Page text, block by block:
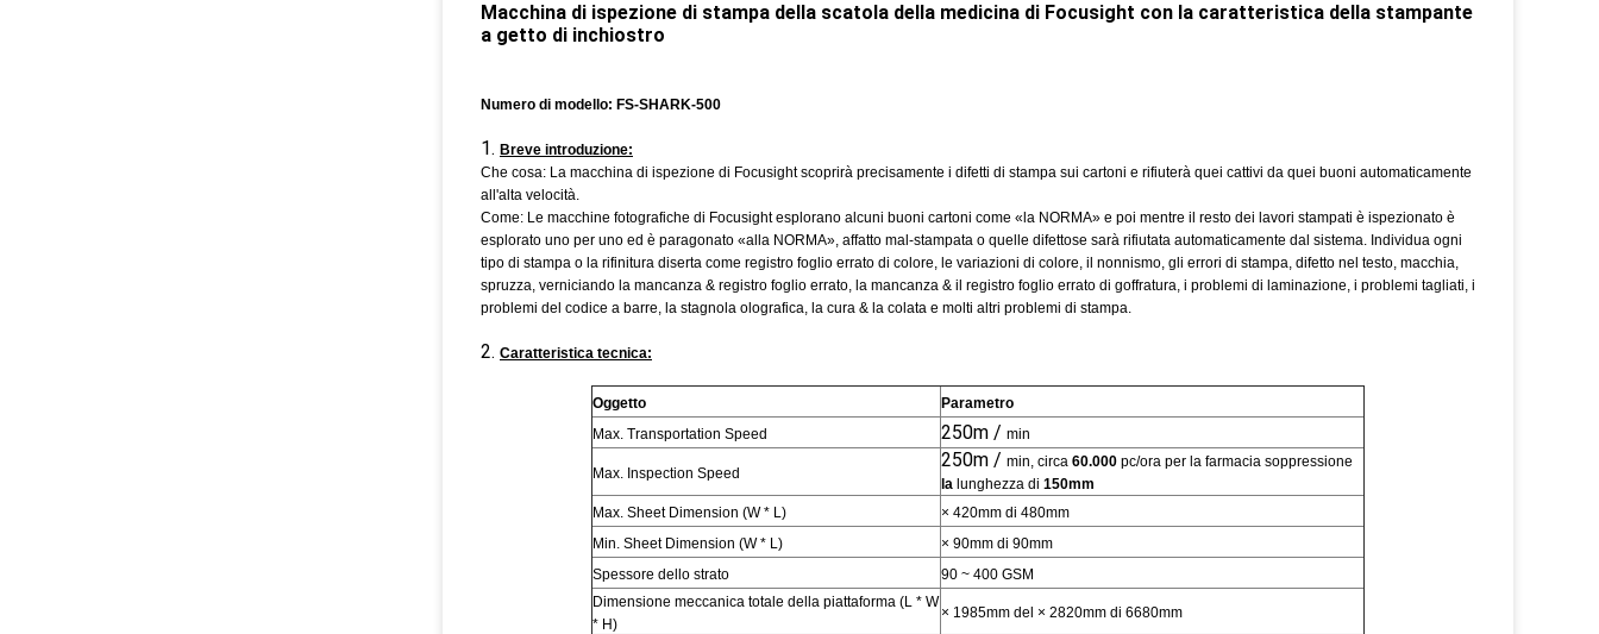
Macchina di ispezione di stampa della scatola della medicina di Focusight con la caratteristica della stampante
a getto di inchiostro
Numero di modello: FS-SHARK-500
1. Breve introduzione:
Che cosa: La macchina di ispezione di Focusight scoprirà precisamente i difetti di stampa sui cartoni e rifiuterà quei cattivi da quei buoni automaticamente
all'alta velocità.
Come: Le macchine fotografiche di Focusight esplorano alcuni buoni cartoni come «la NORMA» e poi mentre il resto dei lavori stampati è ispezionato è
esplorato uno per uno ed è paragonato «alla NORMA», affatto mal-stampata o quelle difettose sarà rifiutata automaticamente dal sistema. Individua ogni
tipo di stampa o la rifinitura diserta come registro foglio errato di colore, le variazioni di colore, il nonnismo, gli errori di stampa, difetto nel testo, macchia,
spruzza, verniciando la mancanza & registro foglio errato, la mancanza & il registro foglio errato di goffratura, i problemi di laminazione, i problemi tagliati, i
problemi del codice a barre, la stagnola olografica, la cura & la colata e molti altri problemi di stampa.
2. Caratteristica tecnica:
Oggetto
Parametro
Max. Transportation Speed
250m / min
Max. Inspection Speed
250m / min, circa 60.000 pc/ora per la farmacia soppressione
la lunghezza di 150mm
Max. Sheet Dimension (W * L)
× 420mm di 480mm
Min. Sheet Dimension (W * L)
× 90mm di 90mm
Spessore dello strato
90 ~ 400 GSM
Dimensione meccanica totale della piattaforma (L * W
* H)
× 1985mm del × 2820mm di 6680mm